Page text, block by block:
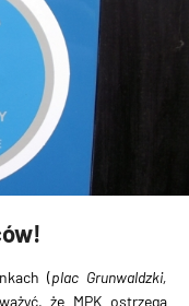
(plac Grunwaldzki,
że MPKostrzega